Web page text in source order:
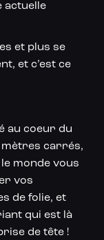
actuelle
et plus se
et c’est ce
au coeur du
mètres carrés,
monde vous
vos
de folie, et
qui est là
de tête !